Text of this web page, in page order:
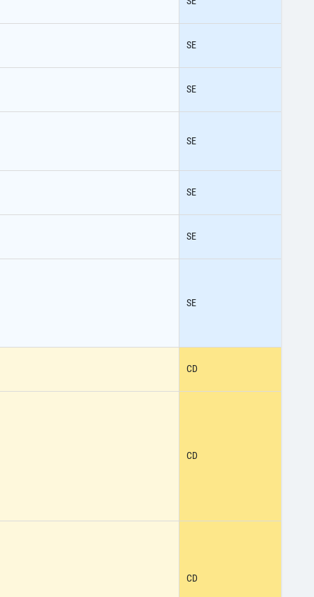
SE
SE
SE
SE
SE
SE
CD
CD
CD